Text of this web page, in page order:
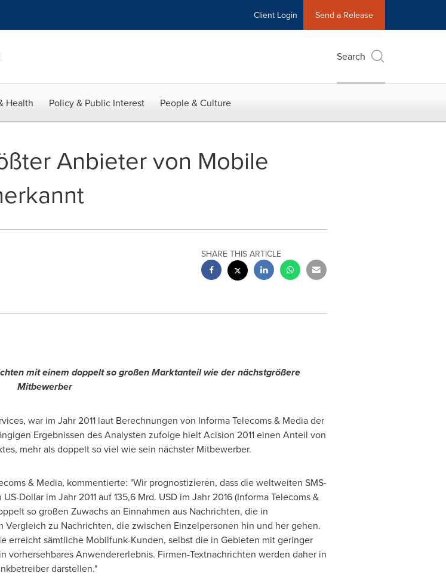
Client Login Send a Release
Search
Health Policy & Public Interest People & Culture
Anbieter von Mobile
SHARE THIS ARTICLE
mit einem doppelt so großen Marktanteil wie der nächstgrößere
Mitbewerber
war im Jahr 2011 laut Berechnungen von Informa Telecoms & Media der
Ergebnissen des Analysten zufolge hielt Acision 2011 einen Anteil von
mehr als doppelt so viel wie sein nächster Mitbewerber.
& Media, kommentierte: "Wir prognostizieren, dass die weltweiten SMS-
Dollar im Jahr 2011 auf 135,6 Mrd. USD im Jahr 2016 (Informa Telecoms &
so großen Zuwachs an Einnahmen aus Nachrichten, die in
zu Nachrichten, die zwischen Einzelpersonen hin und her gehen.
erreicht sämtliche Mobilfunk-Kunden, selbst die in Gebieten mit geringer
Anwendererlebnis. Firmen-Textnachrichten werden daher in
darstellen."